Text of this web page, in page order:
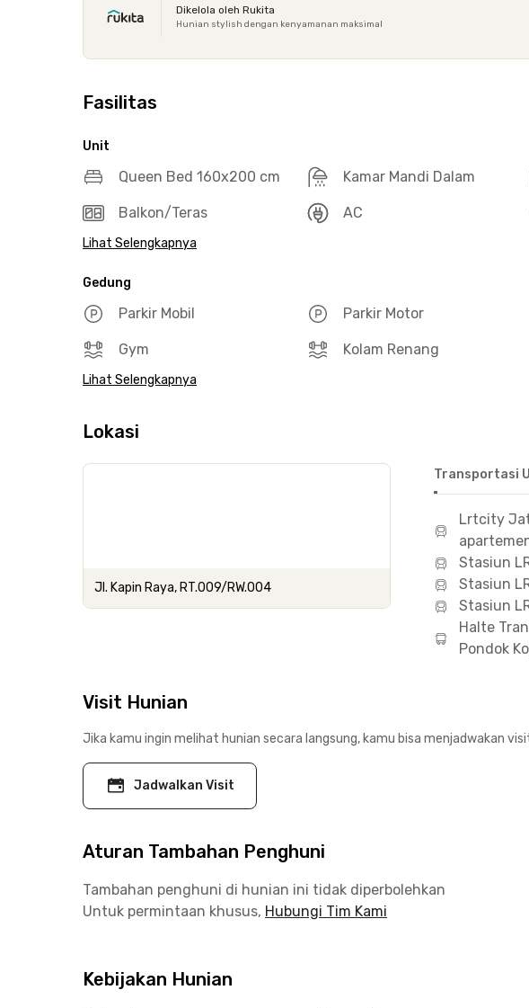
Dikelola oleh Rukita
Hunian stylish dengan kenyamanan maksimal
Fasilitas
Unit
Queen Bed 160x200 cm Kamar Mandi Dalam
Balkon/Teras AC
Lihat Selengkapnya
Gedung
Parkir Mobil Parkir Motor
Gym Kolam Renang
Lihat Selengkapnya
Lokasi
Jl. Kapin Raya, RT.009/RW.004
Transportasi
Lrtcity
Stasiun
Stasiun
Stasiun
Halte
Pondok
Visit Hunian
Jika kamu ingin melihat hunian secara langsung, kamu bisa menjadwakan
Jadwalkan Visit
Aturan Tambahan Penghuni
Tambahan penghuni di hunian ini tidak diperbolehkan
Untuk permintaan khusus, Hubungi Tim Kami
Kebijakan Hunian